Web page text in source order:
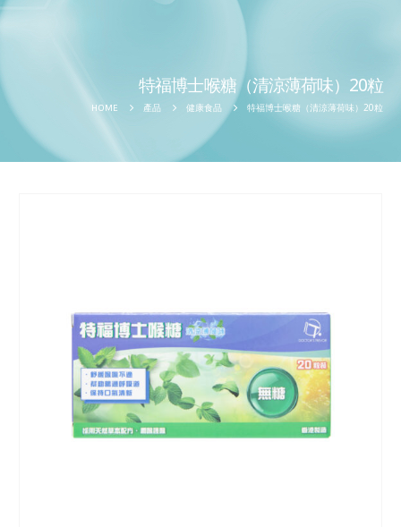
特福博士喉糖（清涼薄荷味）20粒
HOME 產品 健康食品 特福博士喉糖（清涼薄荷味）20粒